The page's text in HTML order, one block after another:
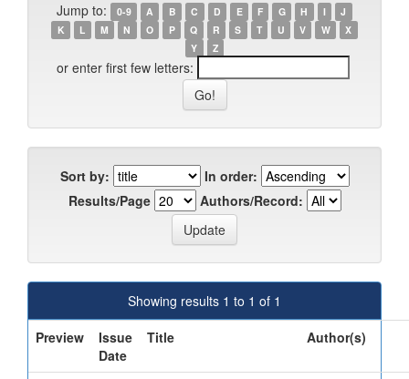
Jump to: 0-9 A B C D E F G H I
J
K
L M N O P Q R S T U V W
X
Y
Z
or enter first few letters:
Sort by:
In order:
Results/Page
Authors/Record:
Showing results 1 to 1 of 1
Preview
Issue
Date
Title Author(s)